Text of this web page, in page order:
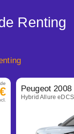
Renting
Peugeot 2008
Hybrid Allure